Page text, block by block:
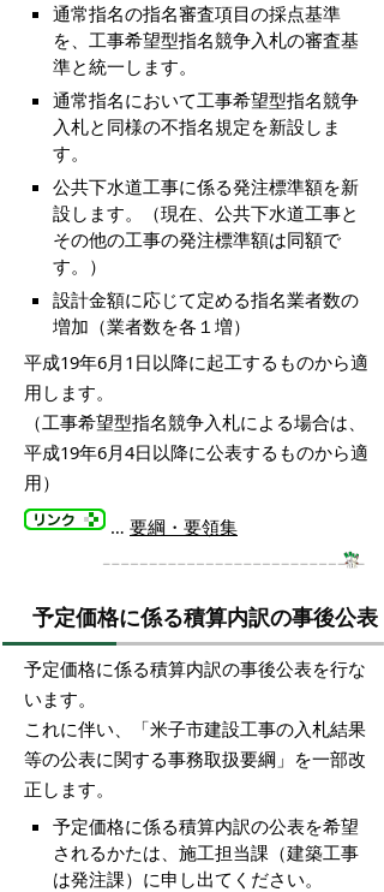
通常指名の指名審査項目の採点基準
を、工事希望型指名競争入札の審査基
準と統一します。
通常指名において工事希望型指名競争
入札と同様の不指名規定を新設しま
す。
公共下水道工事に係る発注標準額を新
設します。（現在、公共下水道工事と
その他の工事の発注標準額は同額で
す。）
設計金額に応じて定める指名業者数の
増加（業者数を各１増）
平成19年6月1日以降に起工するものから適
用します。
（工事希望型指名競争入札による場合は、
平成19年6月4日以降に公表するものから適
用）
… 要綱・要領集
予定価格に係る積算内訳の事後公表
予定価格に係る積算内訳の事後公表を行な
います。
これに伴い、「米子市建設工事の入札結果
等の公表に関する事務取扱要綱」を一部改
正します。
予定価格に係る積算内訳の公表を希望
されるかたは、施工担当課（建築工事
は発注課）に申し出てください。